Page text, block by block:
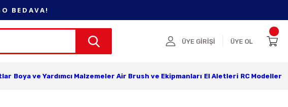
BEDAVA!
ÜYE GİRİŞİ ÜYE OL
Boya ve Yardımcı Malzemeler Air Brush ve Ekipmanları El Aletleri RC Modeller